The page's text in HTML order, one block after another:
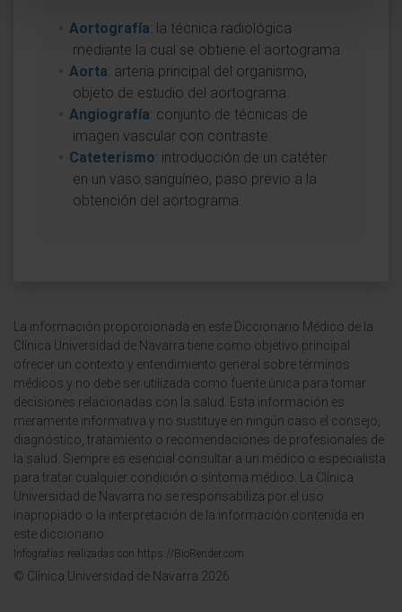
Aortografía: la técnica radiológica
mediante la cual se obtiene el aortograma.
Aorta: arteria principal del organismo,
objeto de estudio del aortograma.
Angiografía: conjunto de técnicas de
imagen vascular con contraste.
Cateterismo: introducción de un catéter
en un vaso sanguíneo, paso previo a la
obtención del aortograma.
La información proporcionada en este Diccionario Médico de la
Clínica Universidad de Navarra tiene como objetivo principal
ofrecer un contexto y entendimiento general sobre términos
médicos y no debe ser utilizada como fuente única para tomar
decisiones relacionadas con la salud. Esta información es
meramente informativa y no sustituye en ningún caso el consejo,
diagnóstico, tratamiento o recomendaciones de profesionales de
la salud. Siempre es esencial consultar a un médico o especialista
para tratar cualquier condición o síntoma médico. La Clínica
Universidad de Navarra no se responsabiliza por el uso
inapropiado o la interpretación de la información contenida en
este diccionario.
Infografías realizadas con https://BioRender.com
© Clínica Universidad de Navarra 2026